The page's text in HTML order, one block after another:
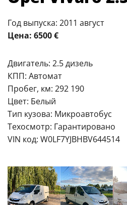
Год выпуска: 2011 август
Цена: 6500 €
Двигатель: 2.5 дизель
КПП: Автомат
Пробег, км: 292 190
Цвет: Белый
Тип кузова: Микроавтобус
Техосмотр: Гарантировано
VIN код: W0LF7YJBHBV644514